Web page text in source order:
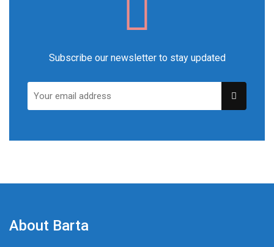
Subscribe our newsletter to stay updated
About Barta